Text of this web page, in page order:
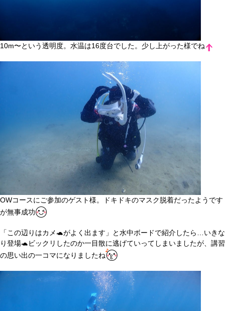
10m〜という透明度。水温は16度台でした。少し上がった様でね
OWコースにご参加のゲスト様。ドキドキのマスク脱着だったようです
が無事成功
「この辺りはカメ🐢がよく出ます」と水中ボードで紹介したら…いきな
り登場🐢ビックリしたのか一目散に逃げていってしまいましたが、講習
の思い出の一コマになりましたね